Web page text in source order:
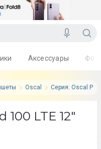
Oscal Серия: Oscal Pad
Аксессуары
100 LTE 12"